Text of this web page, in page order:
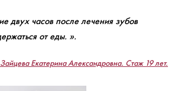
двух часов после лечения зубов
от еды. ».
Екатерина Александровна. Стаж 19 лет.